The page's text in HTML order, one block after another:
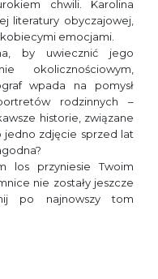
chwili. Karolina
literatury obyczajowej,
emocjami.
by uwiecznić jego
okolicznościowym,
wpada na pomysł
rodzinnych –
historie, związane
jedno zdjęcie sprzed lat
los przyniesie Twoim
nie zostały jeszcze
po najnowszy tom